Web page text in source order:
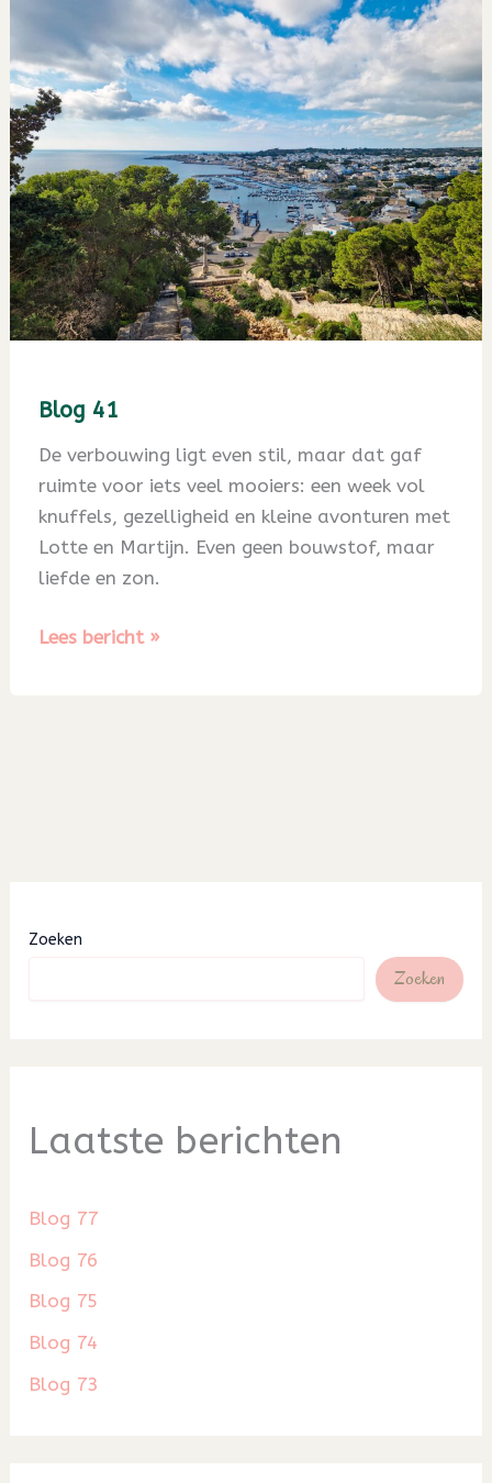
Zoeken
Zoeken
Laatste berichten
Blog 77
Blog 76
Blog 75
Blog 74
Blog 73
Blog 41
De verbouwing ligt even stil, maar dat gaf
ruimte voor iets veel mooiers: een week vol
knuffels, gezelligheid en kleine avonturen met
Lotte en Martijn. Even geen bouwstof, maar
liefde en zon.
Blog
Lees bericht »